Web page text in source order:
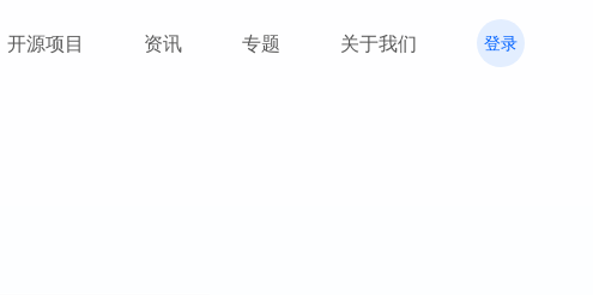
开源项目 资讯 专题 关于我们 登录